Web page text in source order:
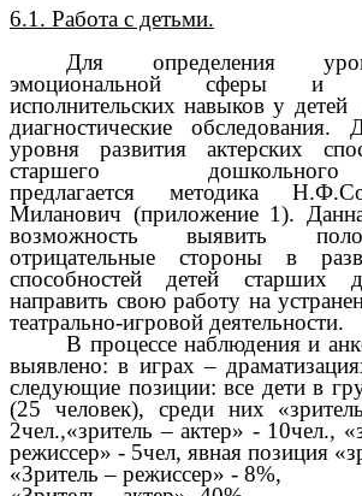
6.1. Работа с детьми.
Для определения
эмоциональной сферы и
исполнительских навыков у
диагностические обследования.
уровня развития актерских
старшего
предлагается методика
Миланович (приложение 1).
возможность выявить
отрицательные стороны в
способностей детей старших
направить свою работу на
театрально-игровой деятельности.
В процессе наблюдения и
выявлено: в играх –
следующие позиции: все дети в
(25 человек), среди них
2чел.,«зритель – актер» - 10чел.,
режиссер» - 5чел, явная позиция
«Зритель – режиссер» - 8%,